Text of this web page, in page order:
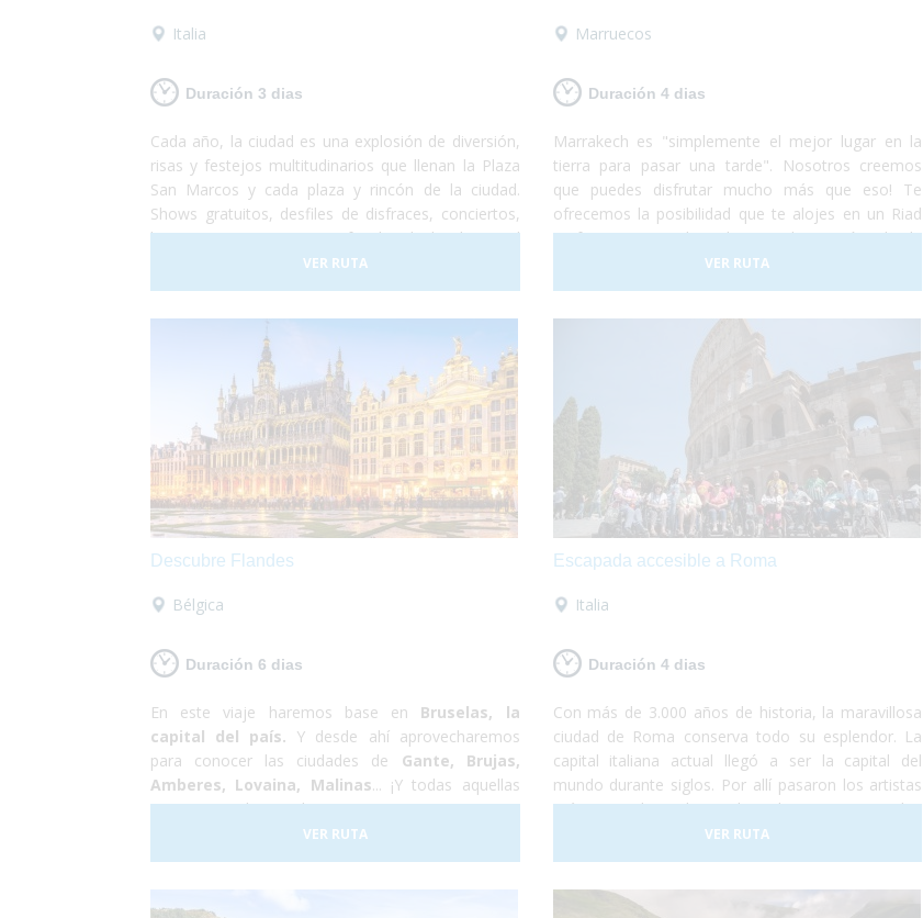
Italia
Duración 3 dias
Cada año, la ciudad es una explosión de diversión,
risas y festejos multitudinarios que llenan la Plaza
San Marcos y cada plaza y rincón de la ciudad.
Shows gratuitos, desfiles de disfraces, conciertos,
historia viviente, juegos infantiles, bailes hasta el
amanecer, degustaciones gastronómicas e
infinidad de otras emociones sensoriales que no te
recorrido en Góndola adaptada, lanchas-taxi
adaptadas para que puedas visitar cada rincón de la
ciudad, te lo habías imaginado? ¡Esto es el Carnaval!
Una increíble experiencia que todos deberían
probar! Vamos?
VER RUTA
Marruecos
Duración 4 dias
Marrakech es "simplemente el mejor lugar en la
tierra para pasar una tarde". Nosotros creemos
que puedes disfrutar mucho más que eso! Te
ofrecemos la posibilidad que te alojes en un Riad
perfectamente adaptado en el corazón de la
Medina y desde allí puedas perderte por sus
callejones. Desde allí, podrás visitar Essaouira, la
participar en alguna de las subastas de langosta y
comértela allí mismo! Si te decides, nosotros nos
encargamos de todo, tú solo de disfrutar!
VER RUTA
Descubre Flandes
Bélgica
Duración 6 dias
En este viaje haremos base en Bruselas, la
capital del país. Y desde ahí aprovecharemos
para conocer las ciudades de Gante, Brujas,
Amberes, Lovaina, Malinas... ¡Y todas aquellas
otras que se les puedan ocurrir! Proponemos pasar
toda la estancia en Bruselas debido a
susserviciosexcelentementeadaptadosy a su
en
VER RUTA
Escapada accesible a Roma
Italia
Duración 4 dias
Con más de 3.000 años de historia, la maravillosa
ciudad de Roma conserva todo su esplendor. La
capital italiana actual llegó a ser la capital del
mundo durante siglos. Por allí pasaron los artistas
más grandes de todos los tiempos, los
emperadores del Imperio Romano, los Papas,
comerciantes de todos los lugares del mundo y
visitar monumentos... Pasear por sus calles es
VER RUTA